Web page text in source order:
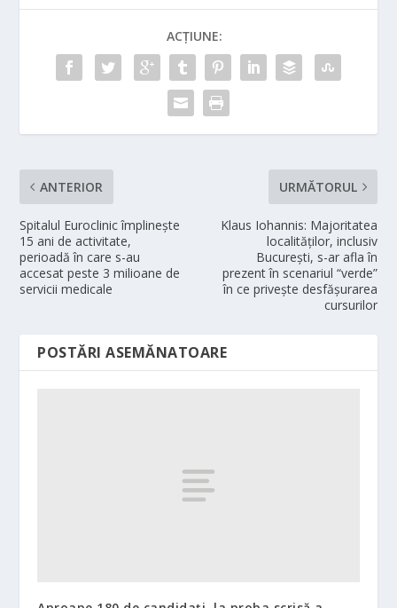
ACȚIUNE:
ANTERIOR
Spitalul Euroclinic împlinește
15 ani de activitate,
perioadă în care s-au
accesat peste 3 milioane de
servicii medicale
URMĂTORUL
Klaus Iohannis: Majoritatea
localităţilor, inclusiv
Bucureşti, s-ar afla în
prezent în scenariul “verde”
în ce priveşte desfăşurarea
cursurilor
POSTĂRI ASEMĂNATOARE